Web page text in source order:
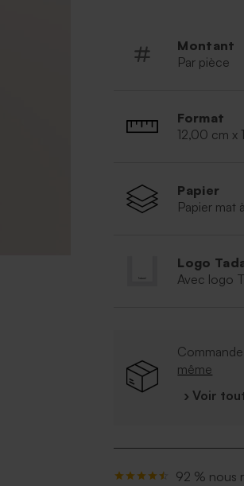
Montant
Par pièce
Format
12,00 cm x
Papier
Papier mat
Logo
Avec logo
même
› Voir
92 % nous